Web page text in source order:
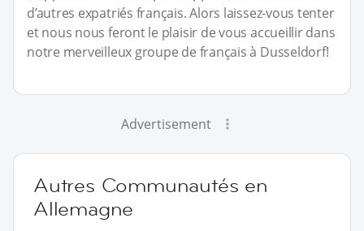
d’autres expatriés français. Alors laissez-vous tenter
et nous nous feront le plaisir de vous accueillir dans
notre merveilleux groupe de français à Dusseldorf!
Advertisement
Autres Communautés en
Allemagne